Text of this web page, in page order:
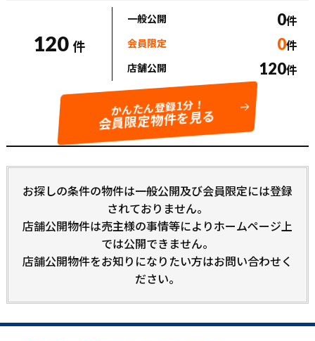
120 件
一般公開 0件
会員限定 0件
店舗公開 120件
かんたん登録1分！
会員限定物件を見る
お探しの条件の物件は一般公開及び会員限定には登録
されておりません。
店舗公開物件は売主様の事情等によりホームページ上
では公開できません。
店舗公開物件をお知りになりたい方はお問い合わせく
ださい。